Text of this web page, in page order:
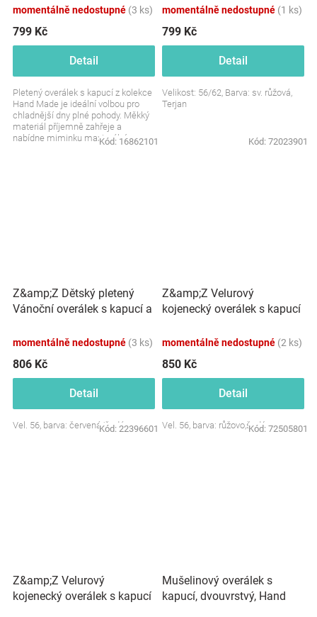
momentálně nedostupné (3 ks)
799 Kč
Detail
Pletený overálek s kapucí z kolekce
Hand Made je ideální volbou pro
chladnější dny plné pohody. Měkký
materiál příjemně zahřeje a
nabídne miminku maximální
Kód: 16862101
momentálně nedostupné (1 ks)
799 Kč
Detail
Velikost: 56/62, Barva: sv. růžová,
Terjan
Kód: 72023901
Z&amp;Z Dětský pletený
Vánoční overálek s kapucí a
momentálně nedostupné (3 ks)
806 Kč
Detail
Vel. 56, barva: červená/šedá
Kód: 22396601
Z&amp;Z Velurový
kojenecký overálek s kapucí
momentálně nedostupné (2 ks)
850 Kč
Detail
Vel. 56, barva: růžovo,šedý
Kód: 72505801
Z&amp;Z Velurový
kojenecký overálek s kapucí
Mušelinový overálek s
kapucí, dvouvrstvý, Hand